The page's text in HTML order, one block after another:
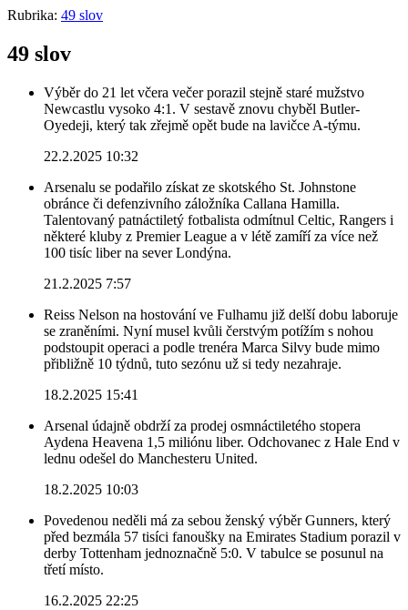
Rubrika: 49 slov
49 slov
Výběr do 21 let včera večer porazil stejně staré mužstvo
Newcastlu vysoko 4:1. V sestavě znovu chyběl Butler-
Oyedeji, který tak zřejmě opět bude na lavičce A-týmu.
22.2.2025 10:32
Arsenalu se podařilo získat ze skotského St. Johnstone
obránce či defenzivního záložníka Callana Hamilla.
Talentovaný patnáctiletý fotbalista odmítnul Celtic, Rangers i
některé kluby z Premier League a v létě zamíří za více než
100 tisíc liber na sever Londýna.
21.2.2025 7:57
Reiss Nelson na hostování ve Fulhamu již delší dobu laboruje
se zraněními. Nyní musel kvůli čerstvým potížím s nohou
podstoupit operaci a podle trenéra Marca Silvy bude mimo
přibližně 10 týdnů, tuto sezónu už si tedy nezahraje.
18.2.2025 15:41
Arsenal údajně obdrží za prodej osmnáctiletého stopera
Aydena Heavena 1,5 miliónu liber. Odchovanec z Hale End v
lednu odešel do Manchesteru United.
18.2.2025 10:03
Povedenou neděli má za sebou ženský výběr Gunners, který
před bezmála 57 tisíci fanoušky na Emirates Stadium porazil v
derby Tottenham jednoznačně 5:0. V tabulce se posunul na
třetí místo.
16.2.2025 22:25